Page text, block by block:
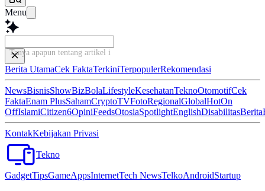
Menu
Tanya apapun tentang artikel ini...
Berita UtamaCek FaktaTerkiniTerpopulerRekomendasi
NewsBisnisShowBizBolaLifestyleKesehatanTeknoOtomotifCek
FaktaEnam PlusSahamCryptoTVFotoRegionalGlobalHotOn
OffIslamiCitizen6OpiniFeedsOtosiaSpotlightEnglishDisabilitasBerita
KontakKebijakan Privasi
Tekno
GadgetTipsGameAppsInternetTech NewsTelkoAndroidStartup